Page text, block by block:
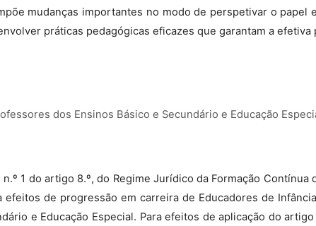
mudanças importantes no modo de perspetivar o papel
práticas pedagógicas eficazes que garantam a efetiva
dos Ensinos Básico e Secundário e Educação
1 do artigo 8.º, do Regime Jurídico da Formação Contínua
efeitos de progressão em carreira de Educadores de
e Educação Especial. Para efeitos de aplicação do artigo